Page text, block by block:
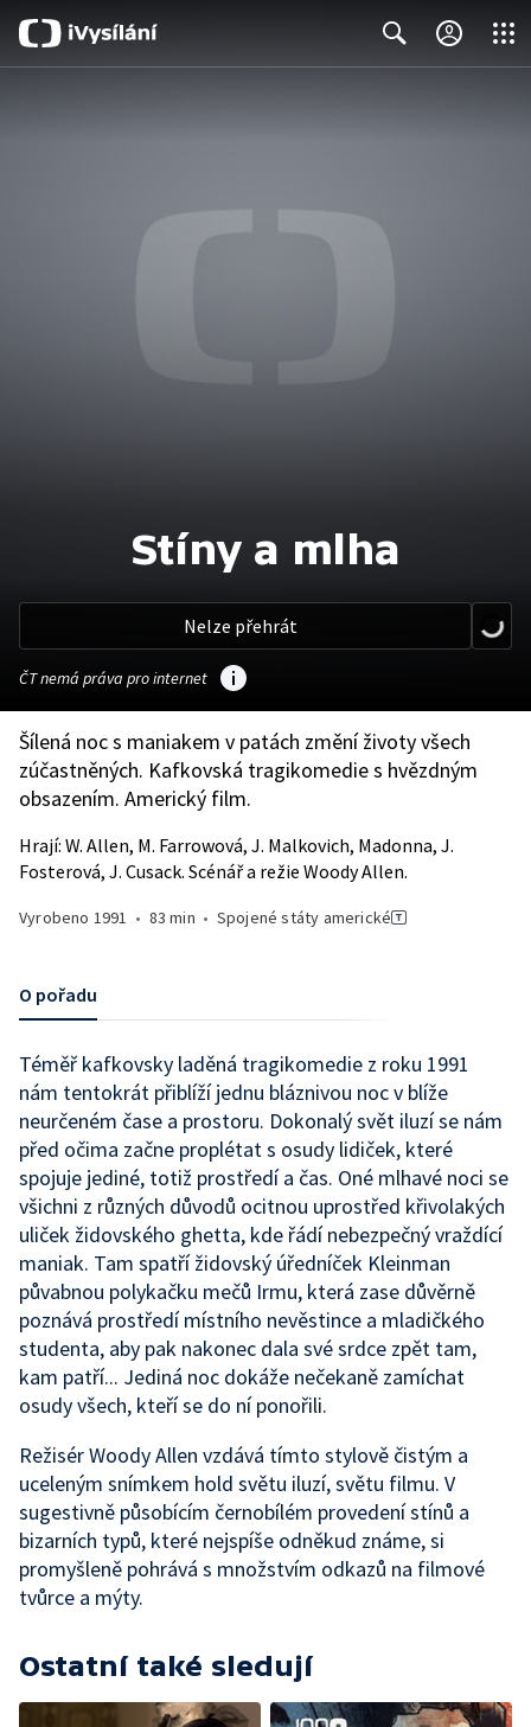
Stíny a mlha
Nelze přehrát
ČT nemá práva pro internet
Šílená noc s maniakem v patách změní životy všech
zúčastněných. Kafkovská tragikomedie s hvězdným
obsazením. Americký film.
Hrají: W. Allen, M. Farrowová, J. Malkovich, Madonna, J.
Fosterová, J. Cusack. Scénář a režie Woody Allen.
Vyrobeno 1991 • 83 min • Spojené státy americké
O pořadu
Téměř kafkovsky laděná tragikomedie z roku 1991
nám tentokrát přiblíží jednu bláznivou noc v blíže
neurčeném čase a prostoru. Dokonalý svět iluzí se nám
před očima začne proplétat s osudy lidiček, které
spojuje jediné, totiž prostředí a čas. Oné mlhavé noci se
všichni z různých důvodů ocitnou uprostřed křivolakých
uliček židovského ghetta, kde řádí nebezpečný vraždící
maniak. Tam spatří židovský úředníček Kleinman
půvabnou polykačku mečů Irmu, která zase důvěrně
poznává prostředí místního nevěstince a mladičkého
studenta, aby pak nakonec dala své srdce zpět tam,
kam patří... Jediná noc dokáže nečekaně zamíchat
osudy všech, kteří se do ní ponořili.
Režisér Woody Allen vzdává tímto stylově čistým a
uceleným snímkem hold světu iluzí, světu filmu. V
sugestivně působícím černobílém provedení stínů a
bizarních typů, které nejspíše odněkud známe, si
promyšleně pohrává s množstvím odkazů na filmové
tvůrce a mýty.
Ostatní také sledují